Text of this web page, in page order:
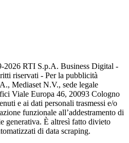
2026 RTI S.p.A. Business Digital -
riservati - Per la pubblicità
Mediaset N.V., sede legale
Viale Europa 46, 20093 Cologno
e ai dati personali trasmessi e/o
funzionale all’addestramento di
generativa. È altresì fatto divieto
di data scraping.